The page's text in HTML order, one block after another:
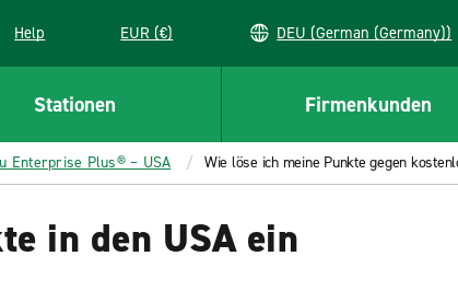
Help EUR (€) DEU (German (Germany))
Stationen Firmenkunden
Enterprise Plus® – USA Wie löse ich meine Punkte gegen
in den USA ein